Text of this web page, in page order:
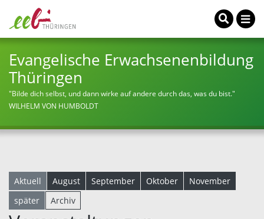
Evangelische Erwachsenenbildung
Thüringen
"Bilde dich selbst, und dann wirke auf andere durch das, was du bist."
WILHELM VON HUMBOLDT
Aktuell August September Oktober
November
später
Archiv